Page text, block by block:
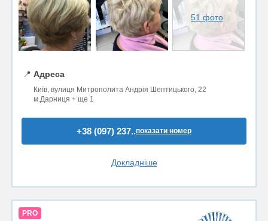
51 фото
📍 Адреса
Київ, вулиця Митрополита Андрія Шептицького, 22
м.Дарниця + ще 1
+38 (097) 237..показати номер
Докладніше
PRO